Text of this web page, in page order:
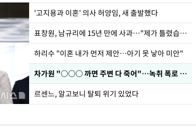
'고지용과 이혼' 의사 허양임, 새 출발했다
표창원, 남규리에 15년 만에 사과…"제가 틀렸습니다"
하리수 "이혼 내가 먼저 제안…아기 못 낳아 미안"
차가원 "○○○ 까면 주변 다 죽어"…녹취 폭로 파장
르센느, 알고보니 탈퇴 위기 있었다